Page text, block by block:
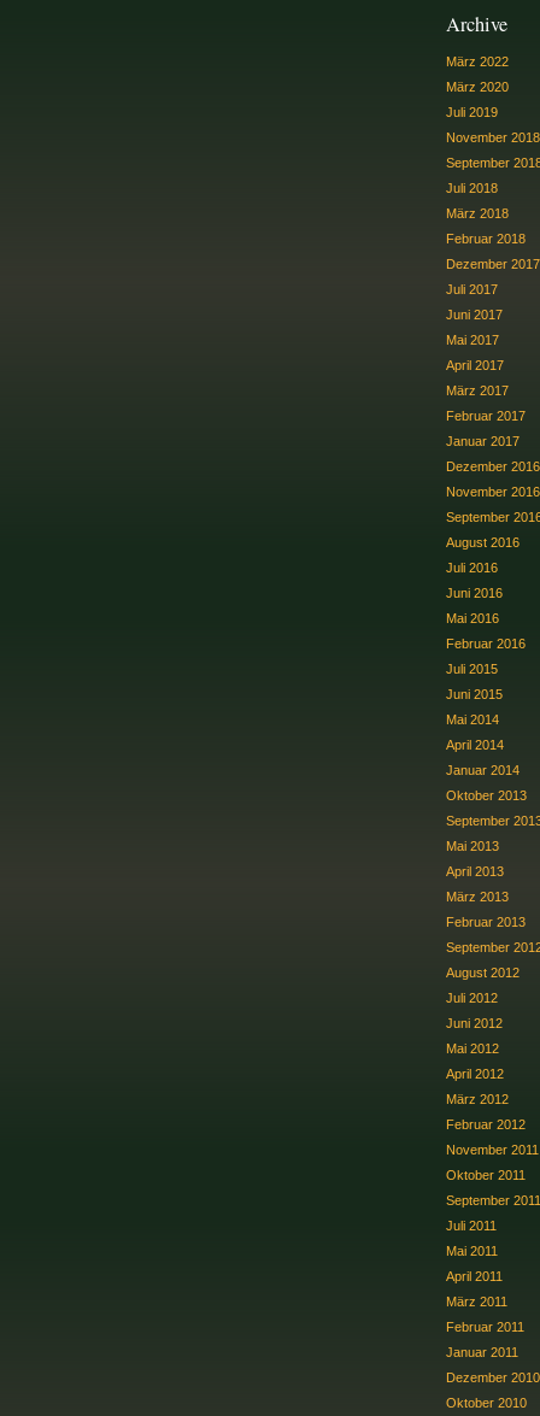
Archive
März 2022
März 2020
Juli 2019
November 2018
September
Juli 2018
März 2018
Februar 2018
Dezember 2017
Juli 2017
Juni 2017
Mai 2017
April 2017
März 2017
Februar 2017
Januar 2017
Dezember 2016
November 2016
September
August 2016
Juli 2016
Juni 2016
Mai 2016
Februar 2016
Juli 2015
Juni 2015
Mai 2014
April 2014
Januar 2014
Oktober 2013
September
Mai 2013
April 2013
März 2013
Februar 2013
September
August 2012
Juli 2012
Juni 2012
Mai 2012
April 2012
März 2012
Februar 2012
November 2011
Oktober 2011
September 2011
Juli 2011
Mai 2011
April 2011
März 2011
Februar 2011
Januar 2011
Dezember 2010
Oktober 2010